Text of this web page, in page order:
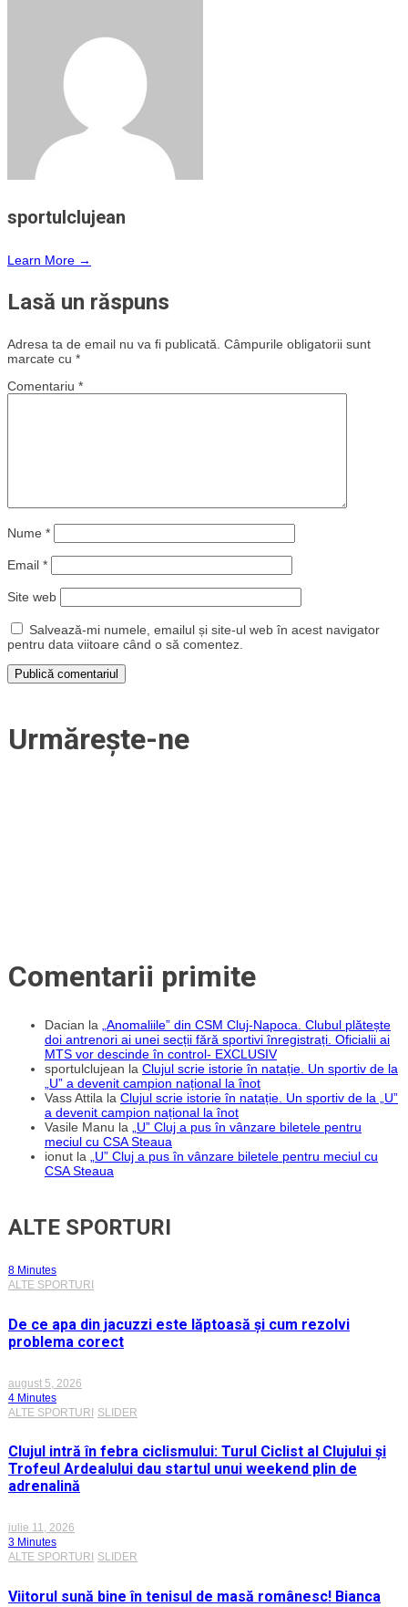
sportulclujean
Learn More →
Lasă un răspuns
Adresa ta de email nu va fi publicată. Câmpurile obligatorii sunt
marcate cu *
Comentariu *
Nume *
Email *
Site web
Salvează-mi numele, emailul și site-ul web în acest navigator
pentru data viitoare când o să comentez.
Urmărește-ne
Comentarii primite
Dacian la „Anomaliile” din CSM Cluj-Napoca. Clubul plătește
doi antrenori ai unei secții fără sportivi înregistrați. Oficialii ai
MTS vor descinde în control- EXCLUSIV
sportulclujean la Clujul scrie istorie în natație. Un sportiv de la
„U” a devenit campion național la înot
Vass Attila la Clujul scrie istorie în natație. Un sportiv de la „U”
a devenit campion național la înot
Vasile Manu la „U” Cluj a pus în vânzare biletele pentru
meciul cu CSA Steaua
ionut la „U” Cluj a pus în vânzare biletele pentru meciul cu
CSA Steaua
ALTE SPORTURI
8 Minutes
ALTE SPORTURI
De ce apa din jacuzzi este lăptoasă și cum rezolvi
problema corect
august 5, 2026
4 Minutes
ALTE SPORTURI SLIDER
Clujul intră în febra ciclismului: Turul Ciclist al Clujului și
Trofeul Ardealului dau startul unui weekend plin de
adrenalină
iulie 11, 2026
3 Minutes
ALTE SPORTURI
SLIDER
Viitorul sună bine în tenisul de masă românesc! Bianca